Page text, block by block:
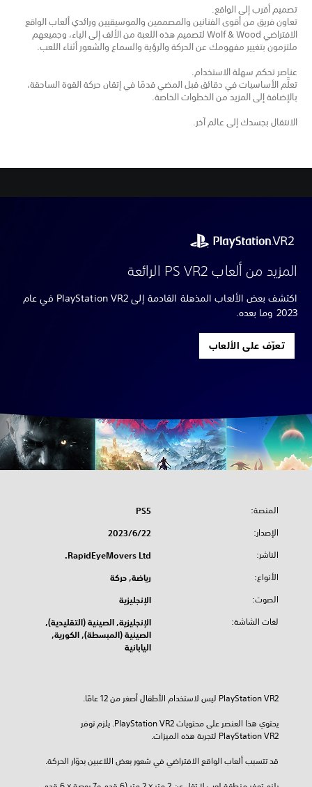
تصميم أقرب إلى الواقع.
تعاون فريق من أقوى الفنانين والمصممين والموسيقيين ورائدي ألعاب الواقع
الافتراضي Wolf & Wood لتصميم هذه اللعبة من الألف إلى الياء، وجميعهم
ملتزمون بتغيير مفهومك عن الحركة والرؤية والسماع والشعور أثناء اللعب.
عناصر تحكم سهلة الاستخدام.
تعلَّم الأساسيات في دقائق قبل المضي قدمًا في إتقان حركة القوة الساحقة،
بالإضافة إلى المزيد من الخطوات الخاصة.
الانتقال بجسدك إلى عالم آخر.
المزيد من ألعاب PS VR2 الرائعة
اكتشف بعض الألعاب المذهلة القادمة إلى PlayStation VR2 في عام
2023 وما بعده.
تعرّف على الألعاب
المنصة: PS5
الإصدار: 22‏/6‏/2023
الناشر: RapidEyeMovers Ltd.
الأنواع: رياضة, حركة
الصوت: الإنجليزية
لغات الشاشة:
الإنجليزية, الصينية (التقليدية),
الصينية (المبسطة), الكورية,
اليابانية
PlayStation VR2 لتجربة هذه الميزات.
قد تتسبب ألعاب الواقع الافتراضي في شعور بعض اللاعبين بدوّار الحركة.